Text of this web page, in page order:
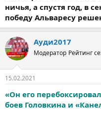
ничья, а спустя год, в
победу Альваресу
Ауди2017
Модератор Рейтинг
15.02.2021
«Он его
боев Головкина и